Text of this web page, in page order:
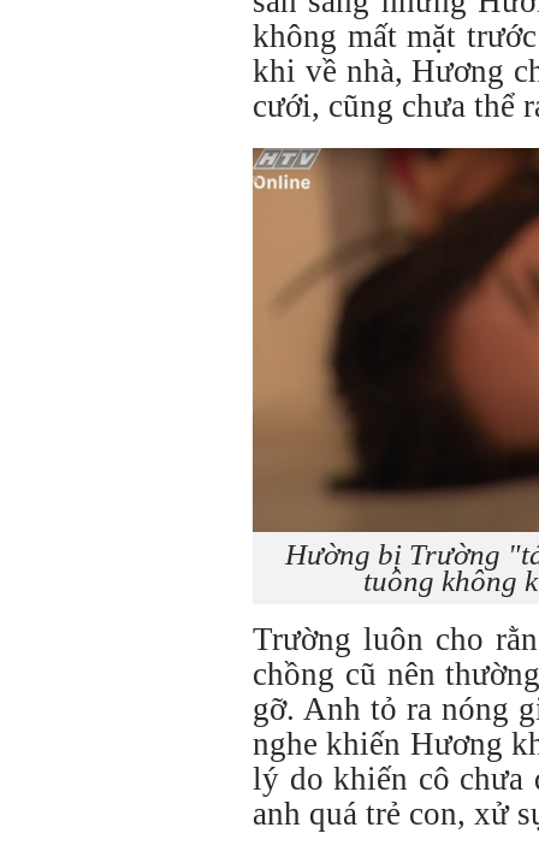
không mất mặt
khi về nhà, Hương
cưới, cũng chưa thể
Hường bị Trường
tuông không
Trường luôn cho
chồng cũ nên
gỡ. Anh tỏ ra nóng
nghe khiến Hương
lý do khiến cô
anh quá trẻ con, xử